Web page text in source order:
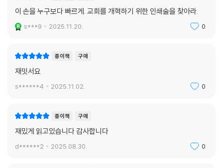
이 손을 누구보다 빠르게. 교회를 개혁하기 위한 인쇄술을 찾아라.
s***9 2025.11.20. 0
종이책 구매
재밋서요
s******4 2025.11.02. 0
종이책 구매
재밌게 읽고있습니다 감사합니다
d******2 2025.08.30. 0